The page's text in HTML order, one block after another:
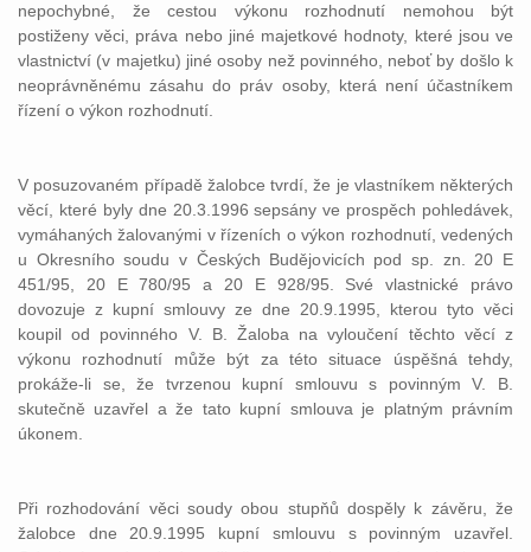
nepochybné, že cestou výkonu rozhodnutí nemohou být
postiženy věci, práva nebo jiné majetkové hodnoty, které jsou ve
vlastnictví (v majetku) jiné osoby než povinného, neboť by došlo k
neoprávněnému zásahu do práv osoby, která není účastníkem
řízení o výkon rozhodnutí.
V posuzovaném případě žalobce tvrdí, že je vlastníkem některých
věcí, které byly dne 20.3.1996 sepsány ve prospěch pohledávek,
vymáhaných žalovanými v řízeních o výkon rozhodnutí, vedených
u Okresního soudu v Českých Budějovicích pod sp. zn. 20 E
451/95, 20 E 780/95 a 20 E 928/95. Své vlastnické právo
dovozuje z kupní smlouvy ze dne 20.9.1995, kterou tyto věci
koupil od povinného V. B. Žaloba na vyloučení těchto věcí z
výkonu rozhodnutí může být za této situace úspěšná tehdy,
prokáže-li se, že tvrzenou kupní smlouvu s povinným V. B.
skutečně uzavřel a že tato kupní smlouva je platným právním
úkonem.
Při rozhodování věci soudy obou stupňů dospěly k závěru, že
žalobce dne 20.9.1995 kupní smlouvu s povinným uzavřel.